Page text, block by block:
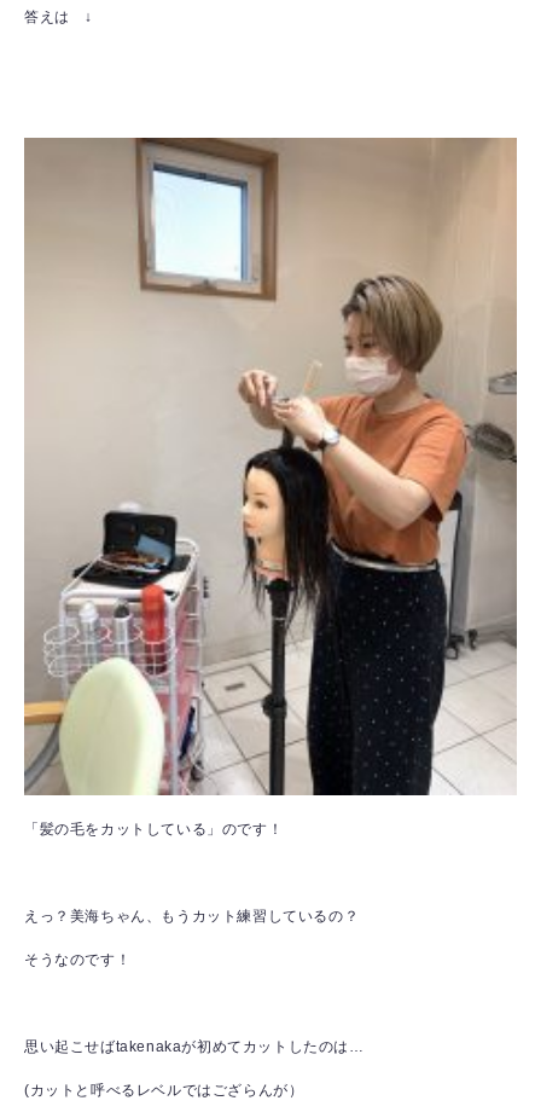
答えは ↓
「髪の毛をカットしている」のです！
えっ？美海ちゃん、もうカット練習しているの？
そうなのです！
思い起こせばtakenakaが初めてカットしたのは…
(カットと呼べるレベルではござらんが）